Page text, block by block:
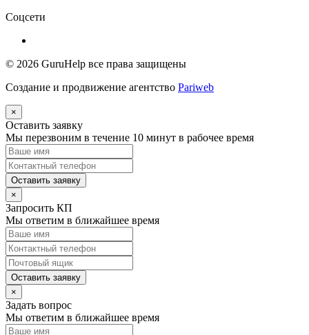
Соцсети
© 2026 GuruHelp все права защищены
Создание и продвижение агентство Pariweb
×
Оставить заявку
Мы перезвоним в течение 10 минут в рабочее время
Оставить заявку
×
Запросить КП
Мы ответим в ближайшее время
Оставить заявку
×
Задать вопрос
Мы ответим в ближайшее время